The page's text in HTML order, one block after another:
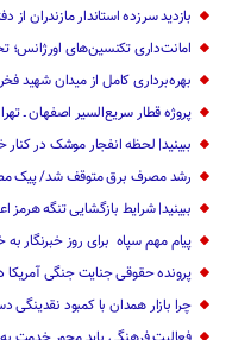
بازدید سرزده ‌استاندار مازندران از
امانت‌داری تکنسین‌های اورژانس؛ تحویل 1.5 کیلو طلا به
بهره‌برداری کامل از میدان شهید
پروژه قطار سریع‌السیر اصفهان ـ
ببینید| لحظه انفجار موشک‌ در کنار
رشد مصرف برق متوقف شد/ پیک مصرف به 1040
ببینید| شرایط بازگشایی تنگه هرمز
پیام مهم ‌سپاه ‌ برای روز خبرنگار ‌به
پرونده حقوقی جنایت جنگی آمریکا
چرا بازار همدان با کمبود